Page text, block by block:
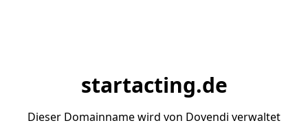
startacting.de
Dieser Domainname wird von Dovendi verwaltet